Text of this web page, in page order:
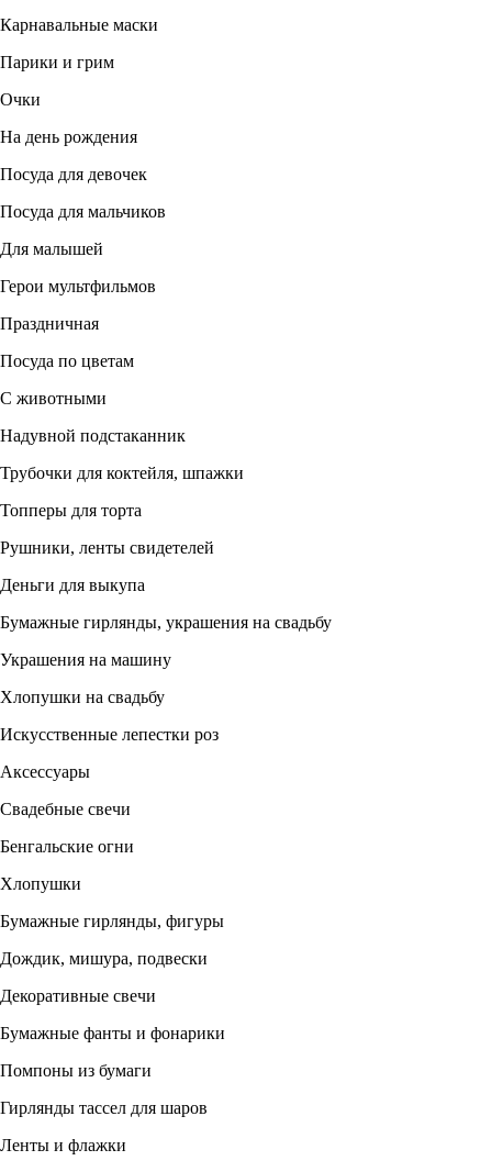
Карнавальные маски
Парики и грим
Очки
На день рождения
Посуда для девочек
Посуда для мальчиков
Для малышей
Герои мультфильмов
Праздничная
Посуда по цветам
С животными
Надувной подстаканник
Трубочки для коктейля, шпажки
Топперы для торта
Рушники, ленты свидетелей
Деньги для выкупа
Бумажные гирлянды, украшения на свадьбу
Украшения на машину
Хлопушки на свадьбу
Искусственные лепестки роз
Аксессуары
Свадебные свечи
Бенгальские огни
Хлопушки
Бумажные гирлянды, фигуры
Дождик, мишура, подвески
Декоративные свечи
Бумажные фанты и фонарики
Помпоны из бумаги
Гирлянды тассел для шаров
Ленты и флажки